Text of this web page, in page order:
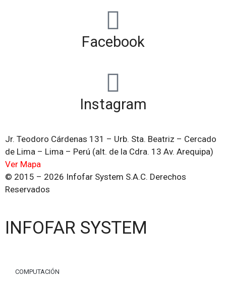
Facebook
Instagram
Jr. Teodoro Cárdenas 131 – Urb. Sta. Beatriz – Cercado
de Lima – Lima – Perú (alt. de la Cdra. 13 Av. Arequipa)
Ver Mapa
© 2015 – 2026 Infofar System S.A.C. Derechos
Reservados
INFOFAR SYSTEM
COMPUTACIÓN